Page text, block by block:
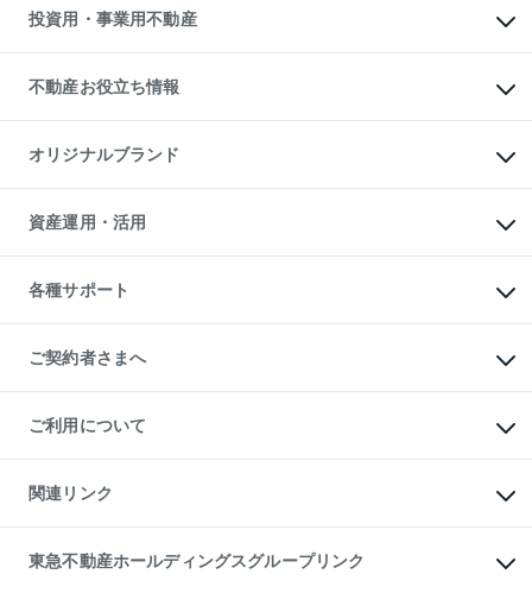
English 繁体中文簡体中文
不動産買換えの流れ
売却ガイド
マンション賃料データ
賃貸管理プラン
リロケーションについて
貸すガイド
投資用・事業用不動産
事業用不動産
マンション投資
投資用マンション
アパート経営
収益物件
ビル購入（ビル一棟）
投資用不動産の売却査定
事業用不動産の売却査定
不動産お役立ち情報
マンションライブラリー
人気マンションランキング
暮らしに役立つ不動産メディア
不動産相場・不動産価格情報
不動産コラム・ニュース
不動産用語集
不動産なんでもネット相談室
住まいの税金
オリジナルブランド
一棟リノベーションマンション
L`GENTE（ルジェンテ）
区分リノベーションマンション
投資用一棟レジデンスWELL
不動産小口投資
LEGACIA（レガシア）
資産運用・活用
不動産M&A
アセットマネジメント・出資
各種サポート
相続サポート
リフォームサポート
ご契約者さまへ
ご紹介・再契約特典
入居者様専用-各種ご案内（賃貸）
東急こすもす会「こすもすWeb」
ご利用について
金融商品取引について
東急リバブル ソーシャルメディアポリシー
ご意見・お問い合わせ（金融商品取引専用の相談・お問い合わせ窓口）
ダイレクトメール（郵送物）・Eメールなどの送付停止について
関連リンク
これからご結婚される方に東急百貨店のブライダルクラブ
人材サービスのご用命は 東急リバブルスタッフ株式会社まで
東急不動産ホールディングスグループリンク